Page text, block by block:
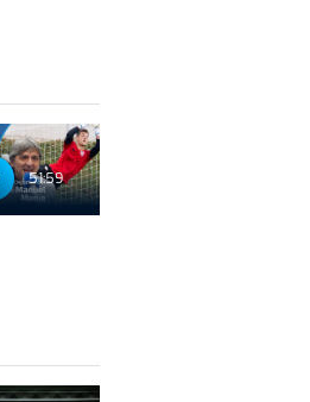
51:59